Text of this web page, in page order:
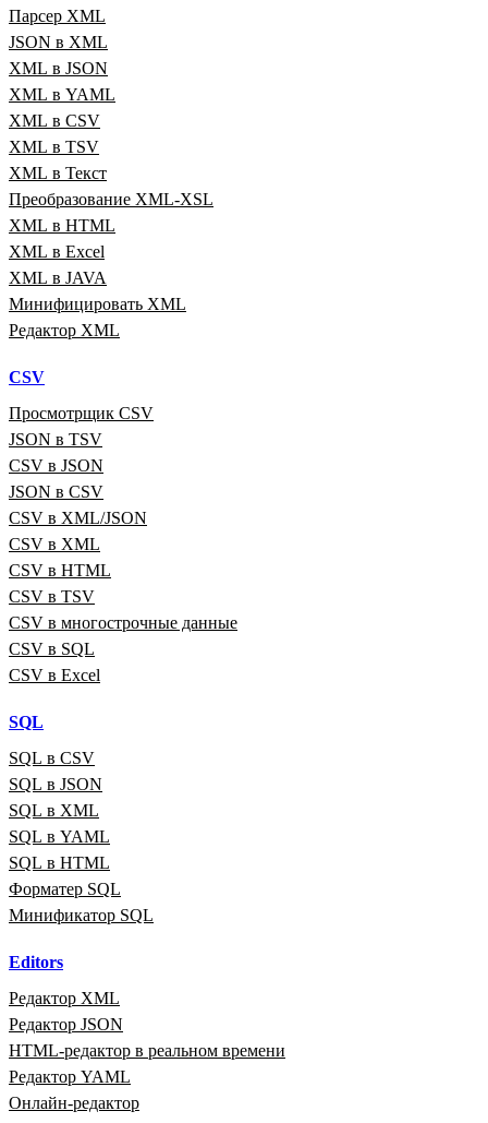
Парсер XML
JSON в XML
XML в JSON
XML в YAML
XML в CSV
XML в TSV
XML в Текст
Преобразование XML‑XSL
XML в HTML
XML в Excel
XML в JAVA
Минифицировать XML
Редактор XML
CSV
Просмотрщик CSV
JSON в TSV
CSV в JSON
JSON в CSV
CSV в XML/JSON
CSV в XML
CSV в HTML
CSV в TSV
CSV в многострочные данные
CSV в SQL
CSV в Excel
SQL
SQL в CSV
SQL в JSON
SQL в XML
SQL в YAML
SQL в HTML
Форматер SQL
Минификатор SQL
Editors
Редактор XML
Редактор JSON
HTML‑редактор в реальном времени
Редактор YAML
Онлайн‑редактор